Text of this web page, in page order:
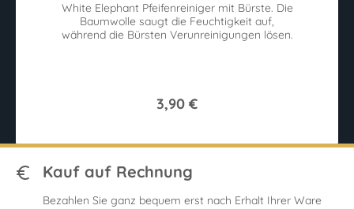
White Elephant Pfeifenreiniger mit Bürste. Die
Baumwolle saugt die Feuchtigkeit auf,
während die Bürsten Verunreinigungen lösen.
3,90 €
Kauf auf Rechnung
Bezahlen Sie ganz bequem erst nach Erhalt Ihrer Ware